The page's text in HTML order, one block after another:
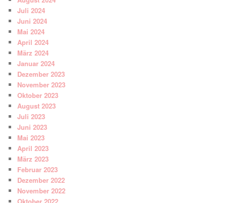
Juli 2024
Juni 2024
Mai 2024
April 2024
März 2024
Januar 2024
Dezember 2023
November 2023
Oktober 2023
August 2023
Juli 2023
Juni 2023
Mai 2023
April 2023
März 2023
Februar 2023
Dezember 2022
November 2022
Oktober 2022